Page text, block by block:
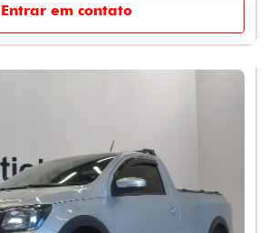
Entrar em contato